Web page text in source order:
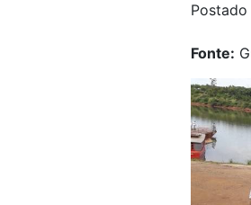
Fonte: